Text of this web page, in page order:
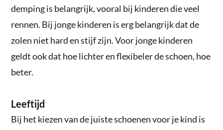
demping is belangrijk, vooral bij kinderen die veel
rennen. Bij jonge kinderen is erg belangrijk dat de
zolen niet hard en stijf zijn. Voor jonge kinderen
geldt ook dat hoe lichter en flexibeler de schoen, hoe
beter.
Leeftijd
Bij het kiezen van de juiste schoenen voor je kind is